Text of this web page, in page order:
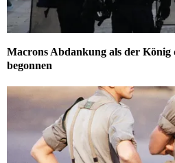
Macrons Abdankung als der König
begonnen